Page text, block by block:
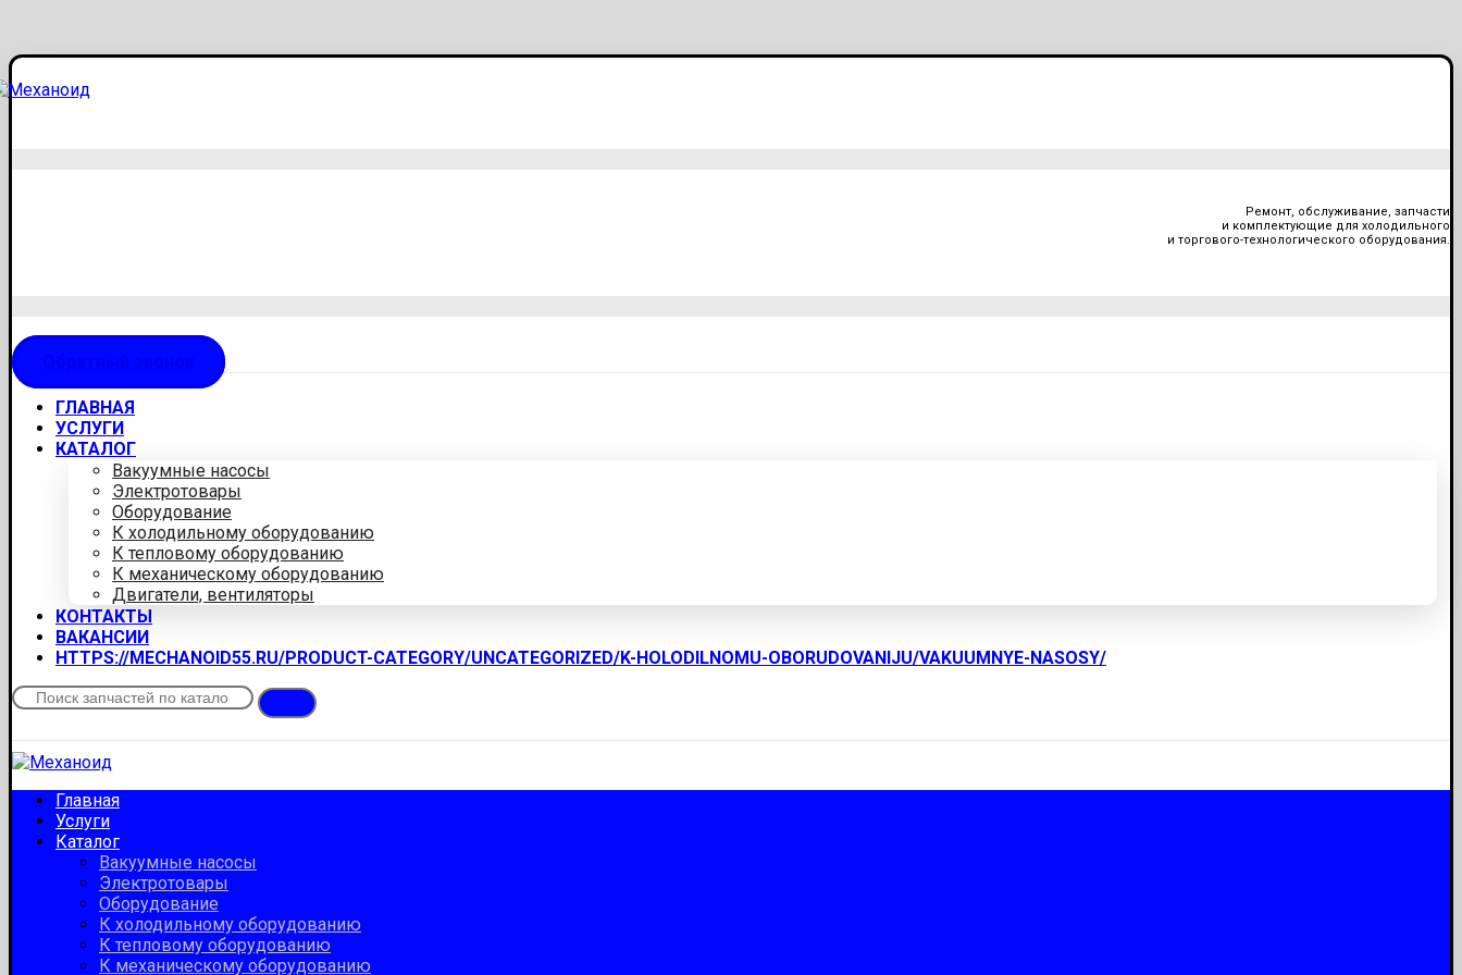
Ремонт, обслуживание, запчасти
и комплектующие для холодильного
и торгового-технологического оборудования.
ГЛАВНАЯ
УСЛУГИ
КАТАЛОГ
Вакуумные насосы
Электротовары
Оборудование
К холодильному оборудованию
К тепловому оборудованию
К механическому оборудованию
Двигатели, вентиляторы
КОНТАКТЫ
ВАКАНСИИ
HTTPS://MECHANOID55.RU/PRODUCT-CATEGORY/UNCATEGORIZED/K-HOLODILNOMU-OBORUDOVANIJU/VAKUUMNYE-NASOSY/
Главная
Услуги
Каталог
Вакуумные насосы
Электротовары
Оборудование
К холодильному оборудованию
К тепловому оборудованию
К механическому оборудованию